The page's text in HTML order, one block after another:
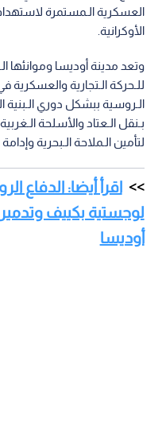
العسكرية الـمستمرة
الأوكرانية.
وتعد مدينة أوديسا وموانئها
للـحركة الـتجارية
الـروسية ببشكل دوري الـبنية
بـنقل الـعتاد والأسلحة
لتأمين الـملاحة الـبحرية
اقرأ أيضا: الدفاع
أوديسا